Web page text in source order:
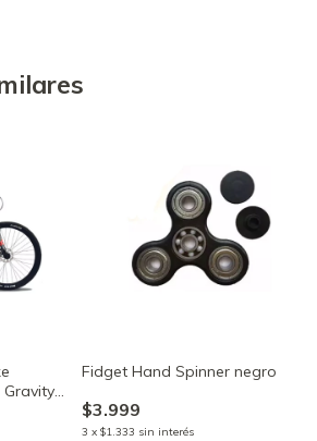
Fidget Hand Spinner negro
$3.999
3 x $1.333 sin interés